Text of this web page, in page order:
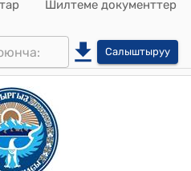
Шилтеме документтер
Салыштыруу